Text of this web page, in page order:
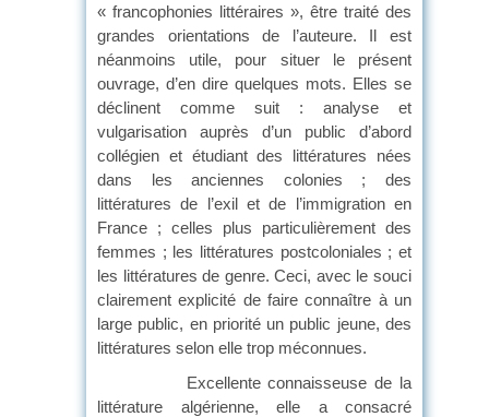
« francophonies littéraires », être traité des
grandes orientations de l’auteure. Il est
néanmoins utile, pour situer le présent
ouvrage, d’en dire quelques mots. Elles se
déclinent comme suit : analyse et
vulgarisation auprès d’un public d’abord
collégien et étudiant des littératures nées
dans les anciennes colonies ; des
littératures de l’exil et de l’immigration en
France ; celles plus particulièrement des
femmes ; les littératures postcoloniales ; et
les littératures de genre. Ceci, avec le souci
clairement explicité de faire connaître à un
large public, en priorité un public jeune, des
littératures selon elle trop méconnues.
Excellente connaisseuse de la
littérature algérienne, elle a consacré